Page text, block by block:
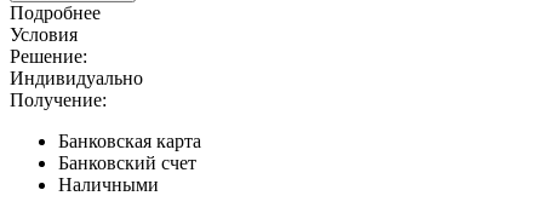
Подробнее
Условия
Решение:
Индивидуально
Получение:
Банковская карта
Банковский счет
Наличными